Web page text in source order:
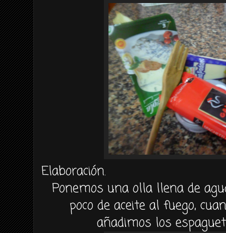
Elaboración.
Ponemos una olla llena de
poco de aceite al fuego,
añadimos los